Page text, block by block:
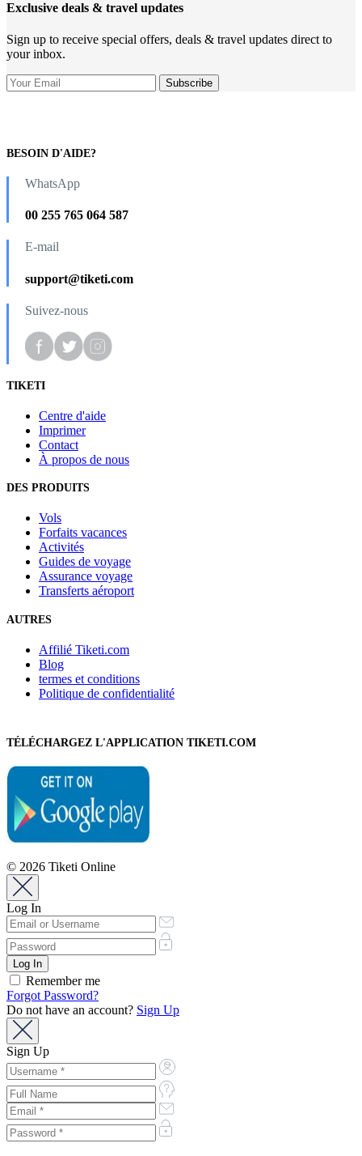
Exclusive deals & travel updates
Sign up to receive special offers, deals & travel updates direct to
your inbox.
BESOIN D'AIDE?
WhatsApp
00 255 765 064 587
E-mail
support@tiketi.com
Suivez-nous
TIKETI
Centre d'aide
Imprimer
Contact
À propos de nous
DES PRODUITS
Vols
Forfaits vacances
Activités
Guides de voyage
Assurance voyage
Transferts aéroport
AUTRES
Affilié Tiketi.com
Blog
termes et conditions
Politique de confidentialité
TÉLÉCHARGEZ L'APPLICATION TIKETI.COM
© 2026 Tiketi Online
Log In
Remember me
Forgot Password?
Do not have an account? Sign Up
Sign Up